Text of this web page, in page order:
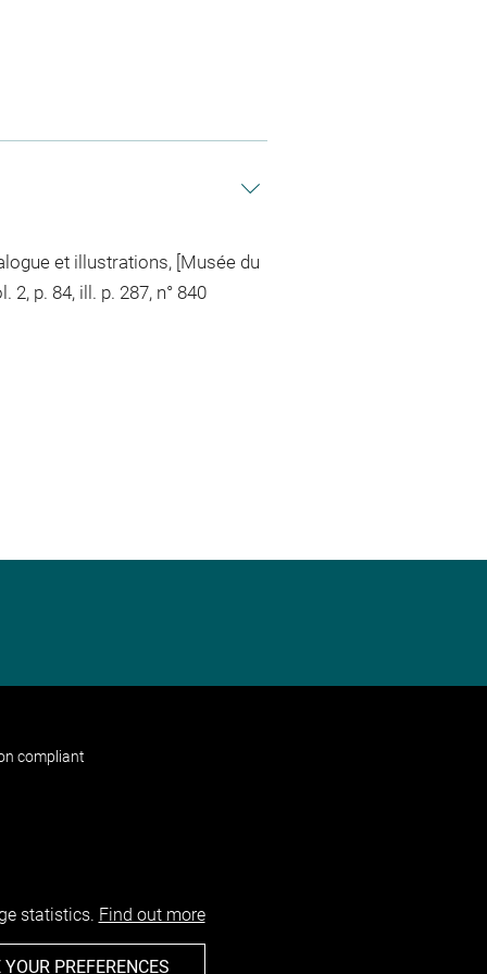
et illustrations, [Musée du
p. 84, ill. p. 287, n° 840
compliant
statistics. Find out more
PREFERENCES